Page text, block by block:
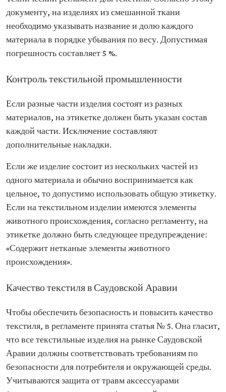
документу, на изделиях из смешанной ткани
необходимо указывать название и долю каждого
материала в порядке убывания по весу. Допустимая
погрешность составляет 5 %.
Контроль текстильной промышленности
Если разные части изделия состоят из разных
материалов, на этикетке должен быть указан состав
каждой части. Исключение составляют
дополнительные накладки.
Если же изделие состоит из нескольких частей из
одного материала и обычно воспринимается как
цельное, то допустимо использовать общую этикетку.
Если на текстильном изделии имеются элементы
животного происхождения, согласно регламенту, на
этикетке должно быть следующее предупреждение:
«Содержит нетканые элементы животного
происхождения».
Качество текстиля в Саудовской Аравии
Чтобы обеспечить безопасность и повысить качество
текстиля, в регламенте принята статья № 5. Она гласит,
что все текстильные изделия на рынке Саудовской
Аравии должны соответствовать требованиям по
безопасности для потребителя и окружающей среды.
Учитываются защита от травм аксессуарами